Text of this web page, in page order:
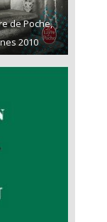
de Poche,
2010